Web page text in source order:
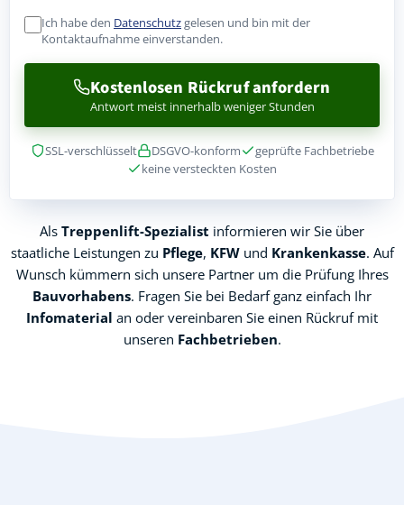
Ich habe den Datenschutzgelesen und bin mit der
Kontaktaufnahme einverstanden.
Kostenlosen Rückruf anfordern
Antwort meist innerhalb weniger Stunden
SSL-verschlüsselt DSGVO-konform
geprüfte Fachbetriebe
keine versteckten Kosten
Als Treppenlift-Spezialist informieren wir Sie über
staatliche Leistungen zu Pflege, KFWund Krankenkasse. Auf
Wunsch kümmern sich unsere Partner um die Prüfung Ihres
Bauvorhabens. Fragen Sie bei Bedarf ganz einfach Ihr
Infomaterial an oder vereinbaren Sie einen Rückruf mit
unseren Fachbetrieben.